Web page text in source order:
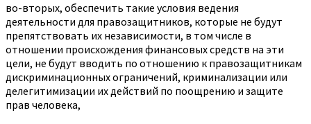
во-вторых, обеспечить такие условия ведения
деятельности для правозащитников, которые не будут
препятствовать их независимости, в том числе в
отношении происхождения финансовых средств на эти
цели, не будут вводить по отношению к правозащитникам
дискриминационных ограничений, криминализации или
делегитимизации их действий по поощрению и защите
прав человека,